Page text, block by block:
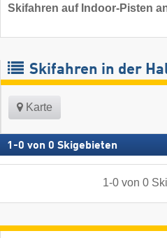
Skifahren auf Indoor-Pisten
Skifahren in der
Karte
1 -0 von 0 Skigebieten
1-0von 0